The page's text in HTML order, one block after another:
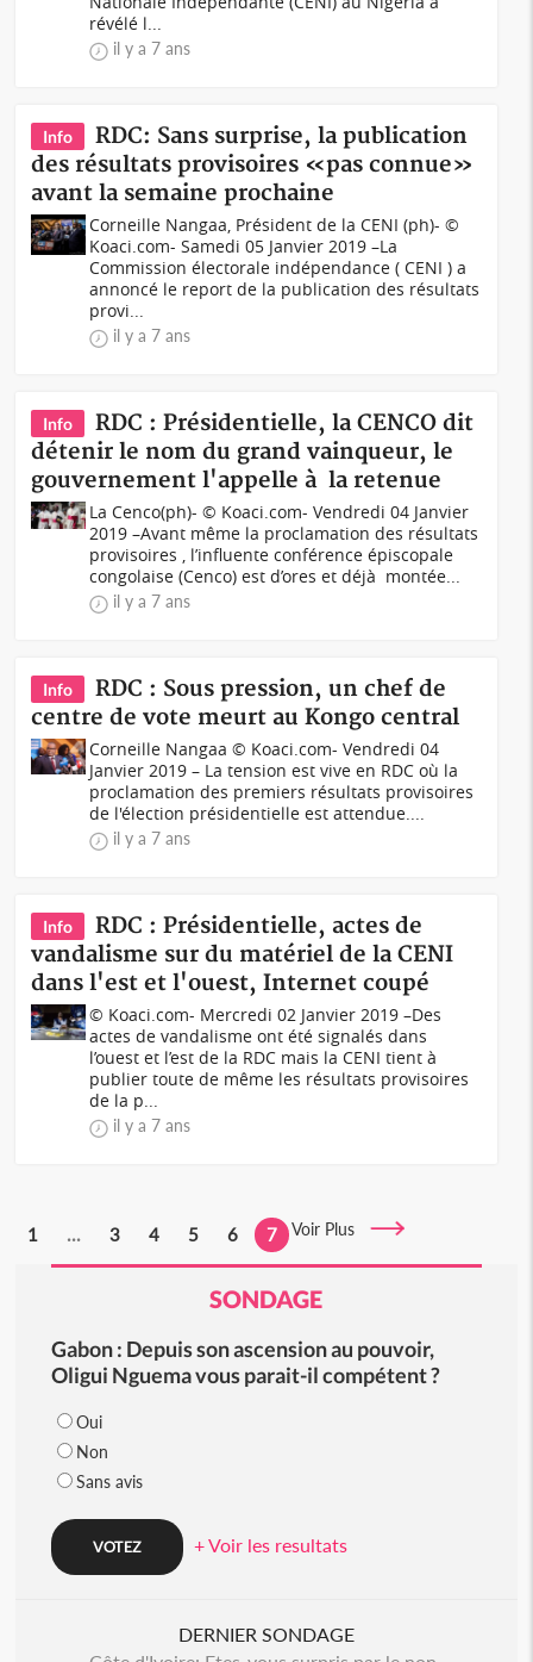
révélé l...
il y a 7 ans
Info
RDC: Sans surprise, la publication
des résultats provisoires «pas connue»
avant la semaine prochaine
Corneille Nangaa, Président de la CENI (ph)- ©
Koaci.com- Samedi 05 Janvier 2019 –La
Commission électorale indépendance ( CENI ) a
annoncé le report de la publication des résultats
provi...
il y a 7 ans
Info
RDC : Présidentielle, la CENCO dit
détenir le nom du grand vainqueur, le
gouvernement l'appelle à la retenue
La Cenco(ph)- © Koaci.com- Vendredi 04 Janvier
2019 –Avant même la proclamation des résultats
provisoires , l’influente conférence épiscopale
congolaise (Cenco) est d’ores et déjà montée...
il y a 7 ans
Info
RDC : Sous pression, un chef de
centre de vote meurt au Kongo central
Corneille Nangaa © Koaci.com- Vendredi 04
Janvier 2019 – La tension est vive en RDC où la
proclamation des premiers résultats provisoires
de l'élection présidentielle est attendue....
il y a 7 ans
Info
RDC : Présidentielle, actes de
vandalisme sur du matériel de la CENI
dans l'est et l'ouest, Internet coupé
© Koaci.com- Mercredi 02 Janvier 2019 –Des
actes de vandalisme ont été signalés dans
l’ouest et l’est de la RDC mais la CENI tient à
publier toute de même les résultats provisoires
de la p...
il y a 7 ans
1 ... 3 4 5 6 7 Voir Plus
SONDAGE
Gabon : Depuis son ascension au pouvoir,
Oligui Nguema vous parait-il compétent ?
Oui
Non
Sans avis
+ Voir les resultats
DERNIER SONDAGE